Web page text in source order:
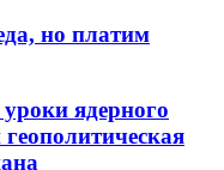
но платим
ядерного